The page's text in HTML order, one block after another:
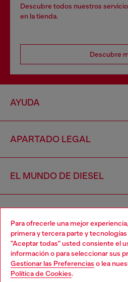
Para ofrecerle una mejor
primera y tercera parte y
"Aceptar todas" usted consiente el
información o para seleccionar sus
Gestionar las Preferencias o lea
Política de Cookies.
Descubre todos nuestros
en la tienda.
Descubre
AYUDA
APARTADO LEGAL
EL MUNDO DE DIESEL
Choose your location
You are currently browsing México
may be based in United States